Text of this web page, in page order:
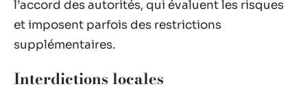
l’accord des autorités, qui évaluent les risques
et imposent parfois des restrictions
supplémentaires.
Interdictions locales